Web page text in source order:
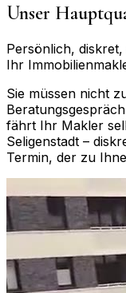
Unser
Persönlich,
Ihr
Sie müssen nicht
fährt Ihr Makler
Seligenstadt –
Termin, der zu